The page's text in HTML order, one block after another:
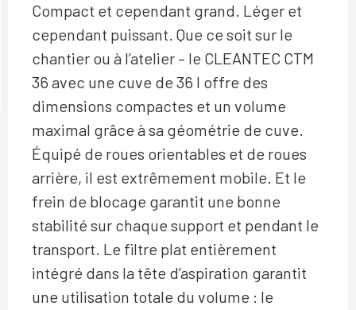
Compact et cependant grand. Léger et
cependant puissant. Que ce soit sur le
chantier ou à l’atelier – le CLEANTEC CTM
36 avec une cuve de 36 l offre des
dimensions compactes et un volume
maximal grâce à sa géométrie de cuve.
Équipé de roues orientables et de roues
arrière, il est extrêmement mobile. Et le
frein de blocage garantit une bonne
stabilité sur chaque support et pendant le
transport. Le filtre plat entièrement
intégré dans la tête d’aspiration garantit
une utilisation totale du volume : le